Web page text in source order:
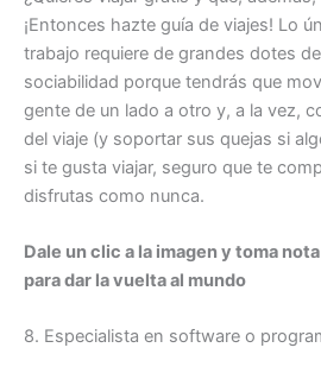
¡Entonces hazte guía de viajes! Lo
trabajo requiere de grandes dotes
sociabilidad porque tendrás que
gente de un lado a otro y, a la vez,
del viaje (y soportar sus quejas si
si te gusta viajar, seguro que te
disfrutas como nunca.
Dale un clic a la imagen y toma
para dar la vuelta al mundo
8. Especialista en software o